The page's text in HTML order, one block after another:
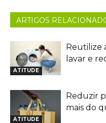
ARTIGOS
ATITUDE
Reutilize
lavar e
ATITUDE
Reduzir
mais do